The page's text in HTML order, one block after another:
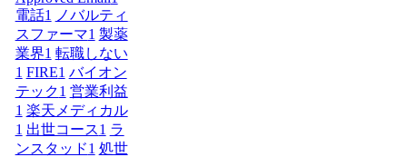
電話1
ノバルティ
スファーマ1 製薬
業界1 転職しない
1 FIRE1 バイオン
テック1 営業利益
1 楽天メディカル
1 出世コース1 ラ
ンスタッド1 処世